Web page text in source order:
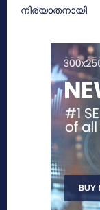
നിര്യാതനായി